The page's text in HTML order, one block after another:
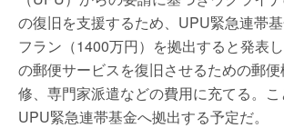
の復旧を支援するため、UPU緊急連帯
フラン（1400万円）を拠出すると発表
の郵便サービスを復旧させるための郵
修、専門家派遣などの費用に充てる。
UPU緊急連帯基金へ拠出する予定だ。